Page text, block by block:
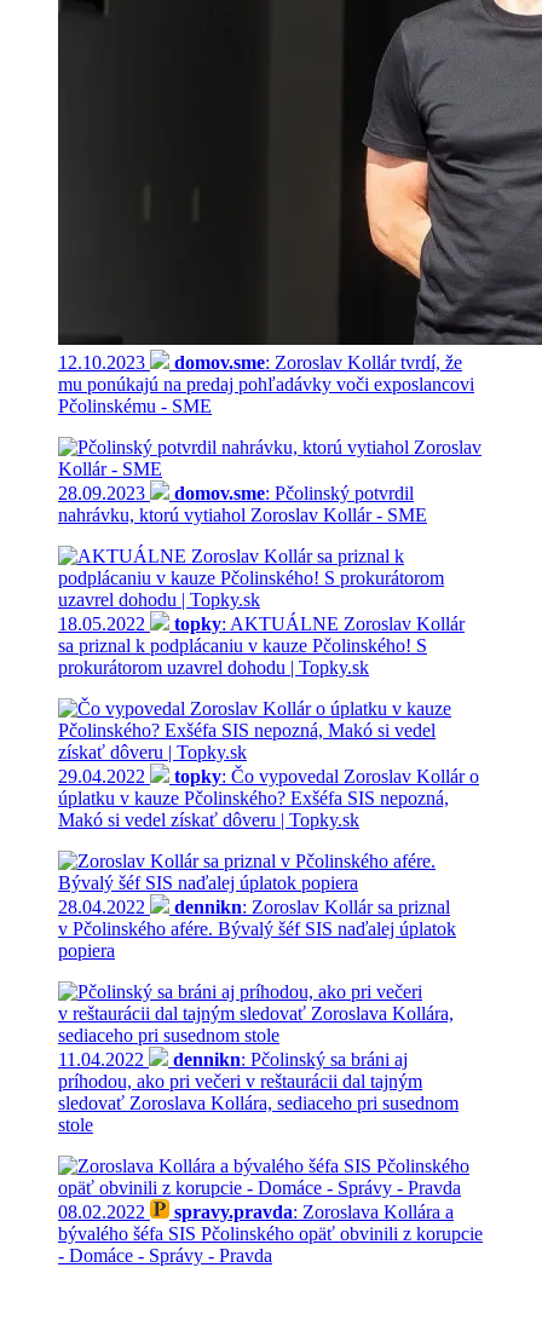
12.10.2023 domov.sme: Zoroslav Kollár tvrdí, že
mu ponúkajú na predaj pohľadávky voči exposlancovi
Pčolinskému - SME
28.09.2023 domov.sme: Pčolinský potvrdil
nahrávku, ktorú vytiahol Zoroslav Kollár - SME
18.05.2022 topky: AKTUÁLNE Zoroslav Kollár
sa priznal k podplácaniu v kauze Pčolinského! S
prokurátorom uzavrel dohodu | Topky.sk
29.04.2022 topky: Čo vypovedal Zoroslav Kollár o
úplatku v kauze Pčolinského? Exšéfa SIS nepozná,
Makó si vedel získať dôveru | Topky.sk
28.04.2022 dennikn: Zoroslav Kollár sa priznal
v Pčolinského afére. Bývalý šéf SIS naďalej úplatok
popiera
11.04.2022 dennikn: Pčolinský sa bráni aj
príhodou, ako pri večeri v reštaurácii dal tajným
sledovať Zoroslava Kollára, sediaceho pri susednom
stole
08.02.2022 spravy.pravda: Zoroslava Kollára a
bývalého šéfa SIS Pčolinského opäť obvinili z korupcie
- Domáce - Správy - Pravda